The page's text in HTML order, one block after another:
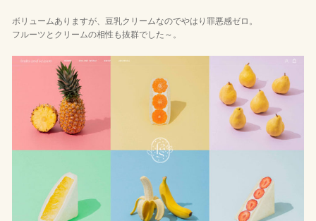
ボリュームありますが、豆乳クリームなのでやはり罪悪感ゼロ。
フルーツとクリームの相性も抜群でした～。